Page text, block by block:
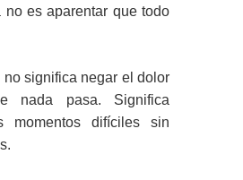
no es aparentar que todo
no significa negar el dolor
nada pasa. Significa
momentos difíciles sin